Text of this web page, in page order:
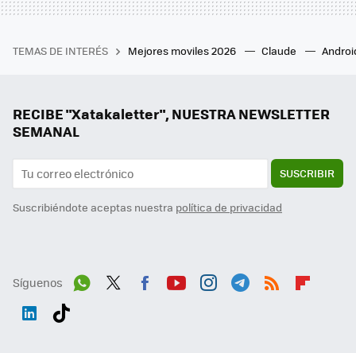
TEMAS DE INTERÉS Mejores moviles 2026 Claude
RECIBE "Xatakaletter", NUESTRA NEWSLETTER
SEMANAL
SUSCRIBIR
Suscribiéndote aceptas nuestra política de privacidad
Síguenos